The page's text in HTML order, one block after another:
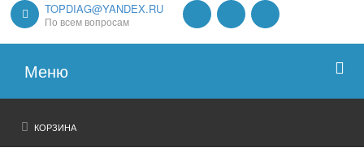
TOPDIAG@YANDEX.RU
По всем вопросам
Меню
Главная
КОРЗИНА